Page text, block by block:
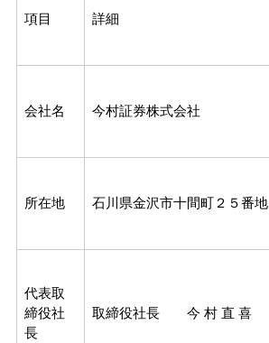
項目 詳細
会社名 今村証券株式会社
所在地 石川県金沢市十間町２５番地
代表取
締役社
長
取締役社長 今 村 直 喜